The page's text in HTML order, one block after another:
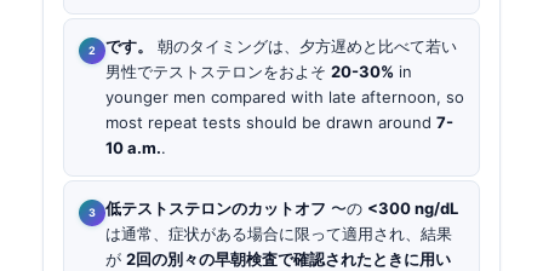
です。
朝のタイミングは、夕方遅めと比べて若い
男性でテストステロンをおよそ 20-30% in
younger men compared with late afternoon, so
most repeat tests should be drawn around 7-
10 a.m..
低テストステロンのカットオフ 〜の <300 ng/dL
は通常、症状がある場合に限って適用され、結果
が 2回の別々の早朝検査で確認されたときに用い